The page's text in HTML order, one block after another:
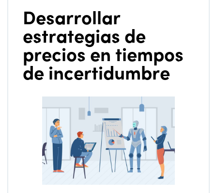
Desarrollar
estrategias de
precios en tiempos
de incertidumbre